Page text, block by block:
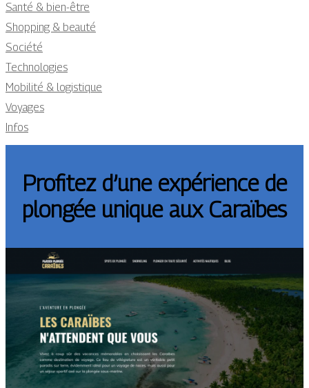
Santé & bien-être
Shopping & beauté
Société
Technologies
Mobilité & logistique
Voyages
Infos
Profitez d’une expérience de
plongée unique aux Caraïbes